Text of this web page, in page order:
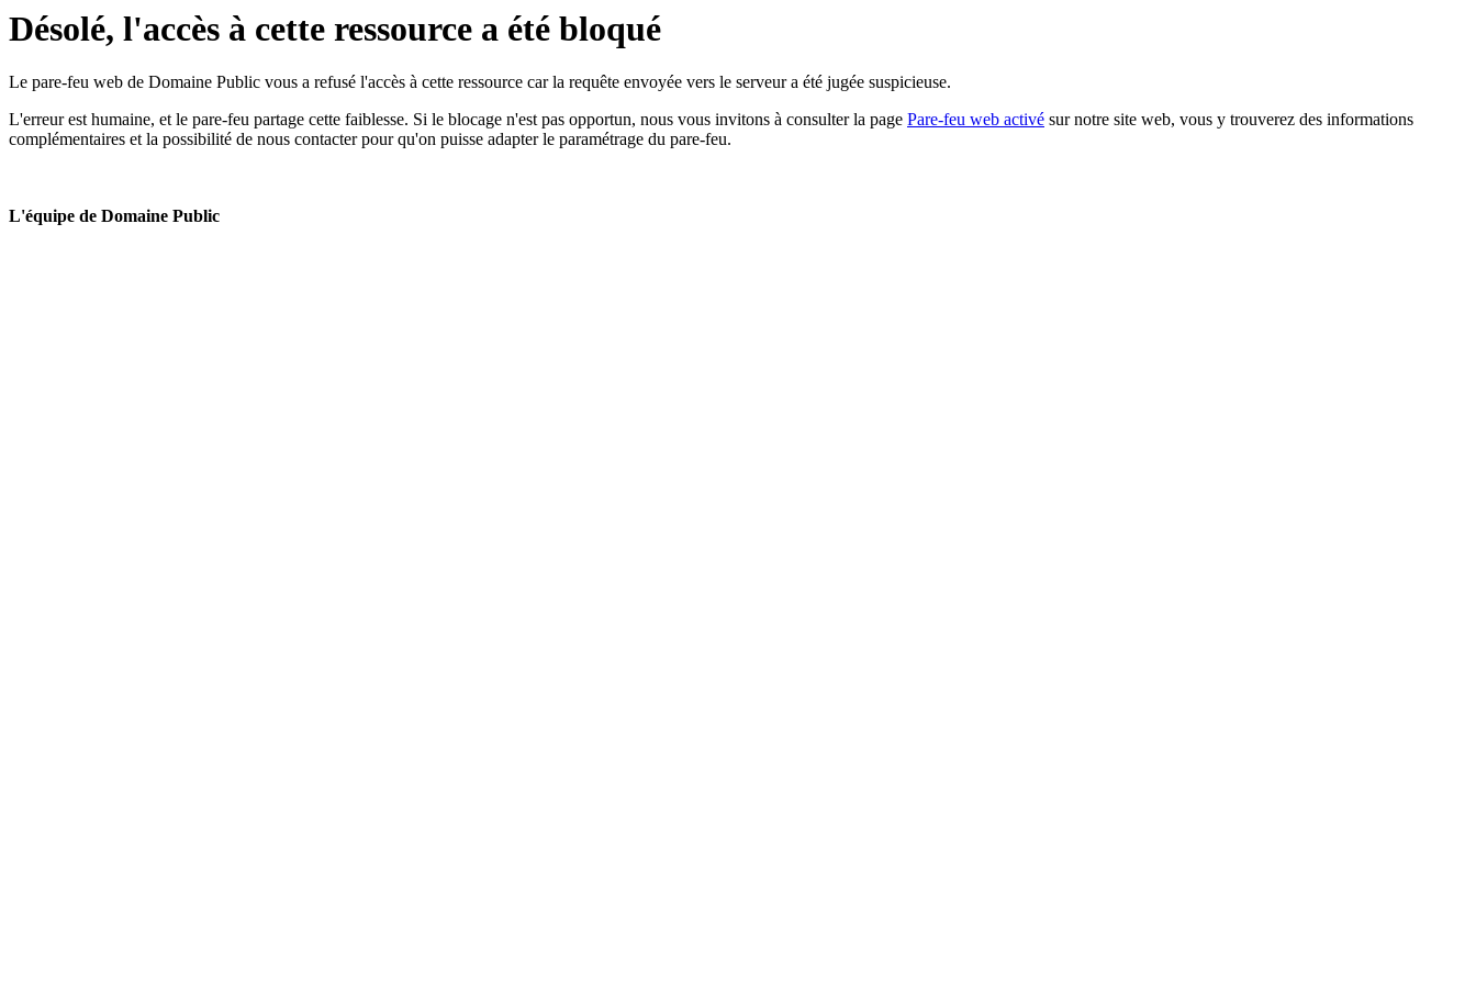
Désolé, l'accès à cette ressource a été bloqué
Le pare-feu web de Domaine Public vous a refusé l'accès à cette ressource car la requête envoyée vers le serveur a été jugée suspicieuse.
L'erreur est humaine, et le pare-feu partage cette faiblesse. Si le blocage n'est pas opportun, nous vous invitons à consulter la page Pare-feu web activé sur notre site web, vous y trouverez des informations
complémentaires et la possibilité de nous contacter pour qu'on puisse adapter le paramétrage du pare-feu.
L'équipe de Domaine Public